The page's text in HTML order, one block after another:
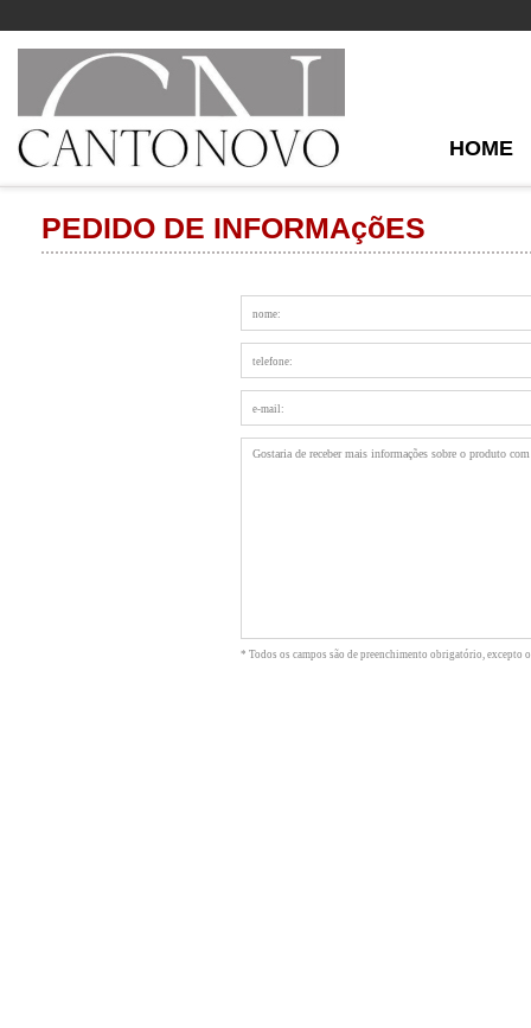
HOME
PEDIDO DE INFORMAçõES
* Todos os campos são de preenchimento obrigatório, excepto